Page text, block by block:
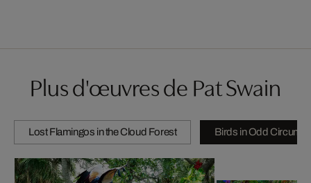
Plus d'œuvres de Pat Swain
Lost Flamingos in the Cloud Forest Birds in Odd